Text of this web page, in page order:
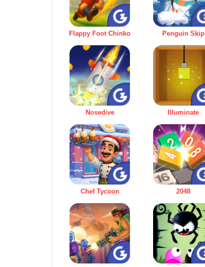
Flappy Foot Chinko Penguin Skip
Nosedive Illuminate
Chef Tycoon 2048